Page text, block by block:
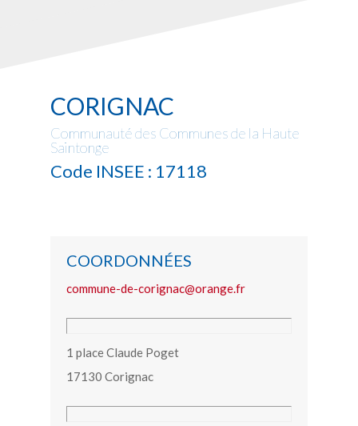
CORIGNAC
Communauté des Communes de la Haute
Saintonge
Code INSEE : 17118
COORDONNÉES
commune-de-corignac@orange.fr
1 place Claude Poget
17130 Corignac